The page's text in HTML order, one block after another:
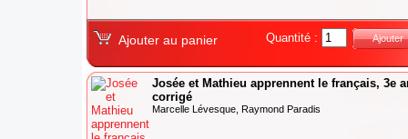
Ajouter au panier Quantité : Ajouter
Josée et Mathieu apprennent le français, 3e
corrigé
Marcelle Lévesque, Raymond Paradis